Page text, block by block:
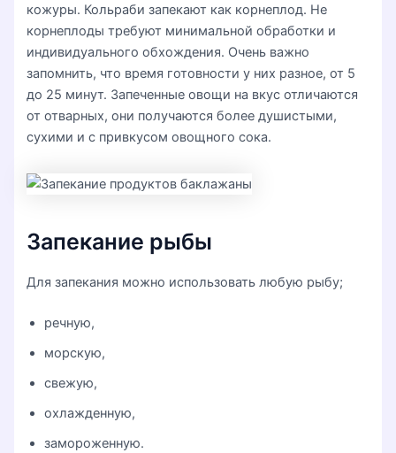
кожуры. Кольраби запекают как корнеплод. Не
корнеплоды требуют минимальной обработки и
индивидуального обхождения. Очень важно
запомнить, что время готовности у них разное, от 5
до 25 минут. Запеченные овощи на вкус отличаются
от отварных, они получаются более душистыми,
сухими и с привкусом овощного сока.
Запекание рыбы
Для запекания можно использовать любую рыбу;
речную,
морскую,
свежую,
охлажденную,
замороженную.